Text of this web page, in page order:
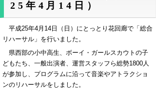
25年4月14日）
平成25年4月14日（日）にとっとり花回廊で「総合
リハーサル」を行いました。
県西部の小中高生、ボーイ・ガールスカウトの子
どもたち、一般出演者、運営スタッフら総勢1800人
が参加し、プログラムに沿って音楽やアトラクショ
ンのリハーサルをしました。